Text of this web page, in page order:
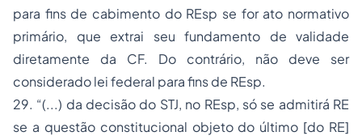
para fins de cabimento do REsp se for ato normativo
primário, que extrai seu fundamento de validade
diretamente da CF. Do contrário, não deve ser
considerado lei federal para fins de REsp.
29. “(...) da decisão do STJ, no REsp, só se admitirá RE
se a questão constitucional objeto do último [do RE]